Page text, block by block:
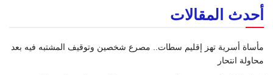
أحدث المقالات
مأساة أسرية تهز إقليم سطات.. مصرع شخصين وتوقيف المشتبه فيه بعد
محاولة انتحار